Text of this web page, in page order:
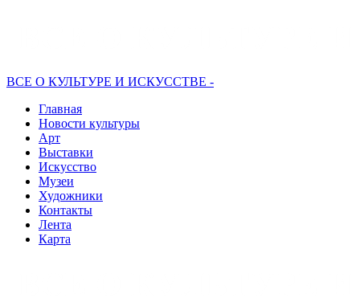
ВСЕ О КУЛЬТУРЕ И ИСКУССТВЕ -
Главная
Новости культуры
Арт
Выставки
Искусство
Музеи
Художники
Контакты
Лента
Карта